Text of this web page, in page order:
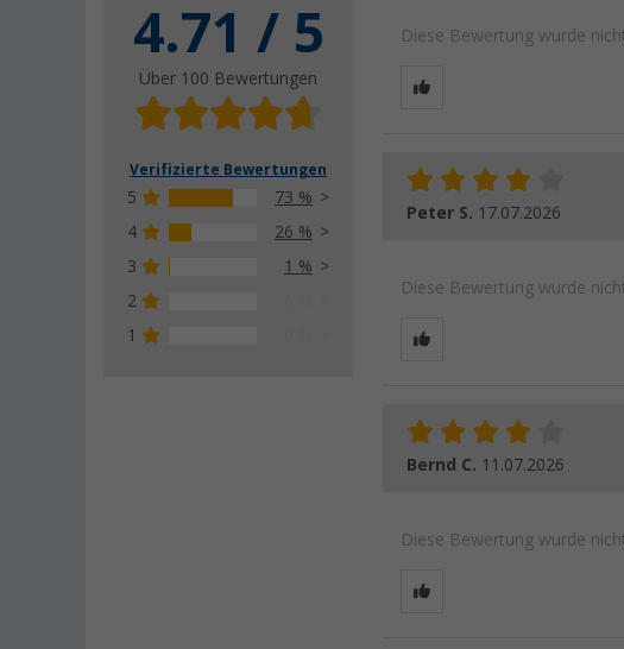
4.71 / 5
Über 100 Bewertungen
Verifizierte Bewertungen
5
73 %
4
26 %
3
1 %
2
1
Diese Bewertung wurde
Peter S. 17.07.2026
Diese Bewertung wurde
Bernd C. 11.07.2026
Diese Bewertung wurde